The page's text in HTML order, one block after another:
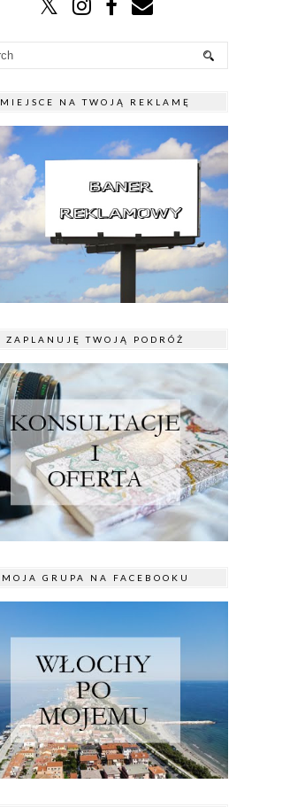
MIEJSCE NA TWOJĄ REKLAMĘ
ZAPLANUJĘ TWOJĄ PODRÓŻ
MOJA GRUPA NA FACEBOOKU